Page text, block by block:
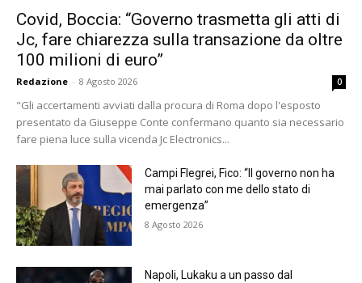
Covid, Boccia: “Governo trasmetta gli atti di
Jc, fare chiarezza sulla transazione da oltre
100 milioni di euro”
Redazione - 8 Agosto 2026 0
"Gli accertamenti avviati dalla procura di Roma dopo l'esposto
presentato da Giuseppe Conte confermano quanto sia necessario
fare piena luce sulla vicenda Jc Electronics...
Campi Flegrei, Fico: “Il governo non ha
mai parlato con me dello stato di
emergenza”
8 Agosto 2026
Napoli, Lukaku a un passo dal